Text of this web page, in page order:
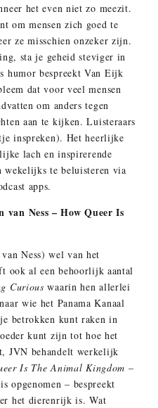
het even niet zo meezit.
om mensen zich goed te
ze misschien onzeker zijn.
sta je geheid steviger in
humor bespreekt Van Eijk
dat voor veel mensen
om anders tegen
aan te kijken. Luisteraars
inspreken). Het heerlijke
lach en inspirerende
te beluisteren via
apps.
Ness – How Queer Is
Ness) wel van het
ook al een behoorlijk aantal
Curious waarin hen allerlei
wie het Panama Kanaal
betrokken kunt raken in
kunt zijn tot hoe het
JVN behandelt werkelijk
Is The Animal Kingdom –
opgenomen – bespreekt
het dierenrijk is. Wat